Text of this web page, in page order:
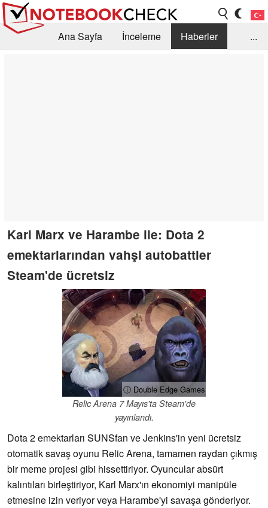
Ana Sayfa İnceleme
Haberler
...
Karl Marx ve Harambe ile: Dota 2
emektarlarından vahşi autobattler
Steam'de ücretsiz
ⓘ Double Edge Games
Relic Arena 7 Mayıs'ta Steam'de
yayınlandı.
Dota 2 emektarları SUNSfan ve Jenkins'in yeni ücretsiz
otomatik savaş oyunu Relic Arena, tamamen raydan çıkmış
bir meme projesi gibi hissettiriyor. Oyuncular absürt
kalıntıları birleştiriyor, Karl Marx'ın ekonomiyi manipüle
etmesine izin veriyor veya Harambe'yi savaşa gönderiyor.